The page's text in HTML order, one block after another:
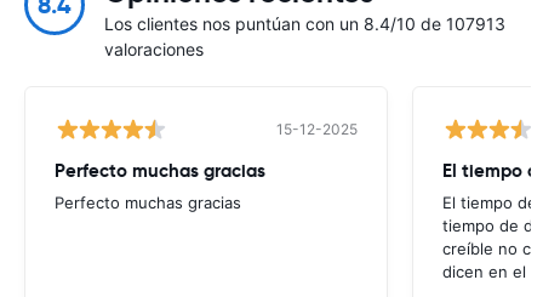
Los clientes nos puntúan con un 8.4/10 de 107913
valoraciones
15-12-2025
Perfecto muchas gracias
Perfecto muchas gracias
El tiempo
El tiempo
tiempo de
creíble no
dicen en el